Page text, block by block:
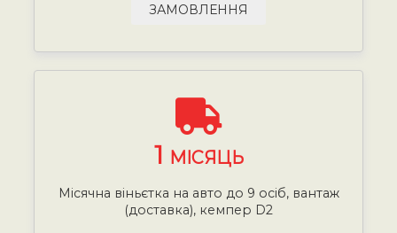
ЗАМОВЛЕННЯ
1 МІСЯЦЬ
Місячна віньєтка на авто до 9 осіб, вантаж
(доставка), кемпер D2